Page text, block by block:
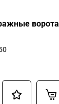
ворота